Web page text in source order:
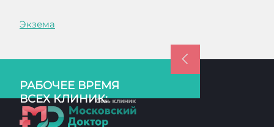
Экзема
РАБОЧЕЕ ВРЕМЯ
ВСЕХ КЛИНИК: